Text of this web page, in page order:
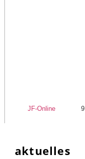
JF-Online 9
aktuelles